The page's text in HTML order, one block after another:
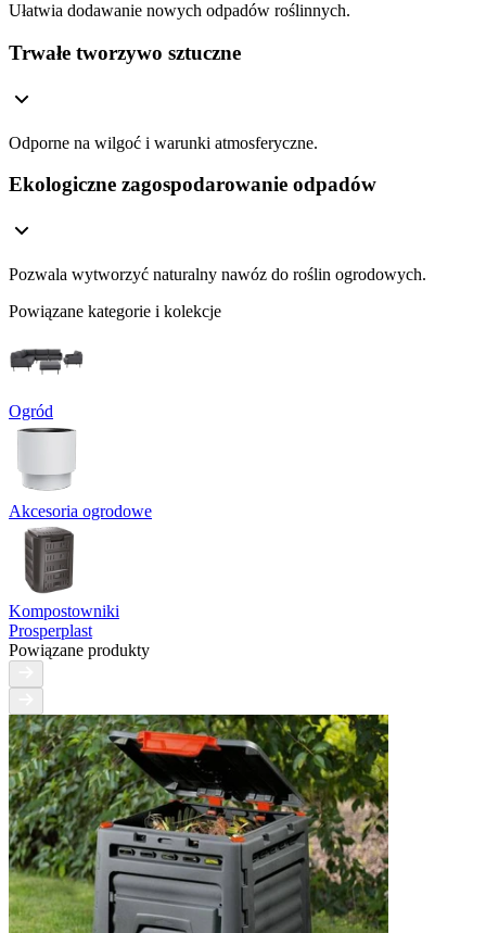
Ułatwia dodawanie nowych odpadów roślinnych.
Trwałe tworzywo sztuczne
Odporne na wilgoć i warunki atmosferyczne.
Ekologiczne zagospodarowanie odpadów
Pozwala wytworzyć naturalny nawóz do roślin ogrodowych.
Powiązane kategorie i kolekcje
Ogród
Akcesoria ogrodowe
Kompostowniki
Prosperplast
Powiązane produkty